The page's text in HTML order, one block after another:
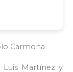
Carmona
Luis Martínez y